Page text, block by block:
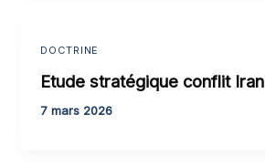
DOCTRINE
Etude stratégique conflit Iran
7 mars 2026